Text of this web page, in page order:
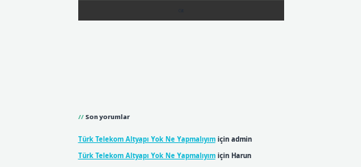
Son yorumlar
Türk Telekom Altyapı Yok Ne Yapmalıyımiçin admin
Türk Telekom Altyapı Yok Ne Yapmalıyımiçin Harun